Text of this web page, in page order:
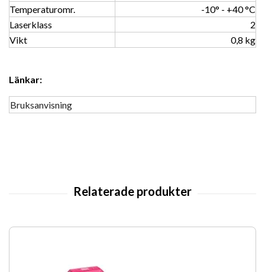
Temperaturomr.
-10° - +40 °C
Laserklass
2
Vikt
0,8 kg
Länkar:
Bruksanvisning